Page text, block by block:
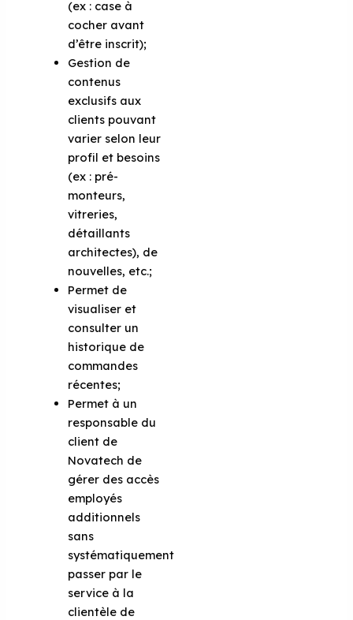
(ex : case à
cocher avant
d’être inscrit);
Gestion de
contenus
exclusifs aux
clients pouvant
varier selon leur
profil et besoins
(ex : pré-
monteurs,
vitreries,
détaillants
architectes), de
nouvelles, etc.;
Permet de
visualiser et
consulter un
historique de
commandes
récentes;
Permet à un
responsable du
client de
Novatech de
gérer des accès
employés
additionnels
sans
systématiquement
passer par le
service à la
clientèle de